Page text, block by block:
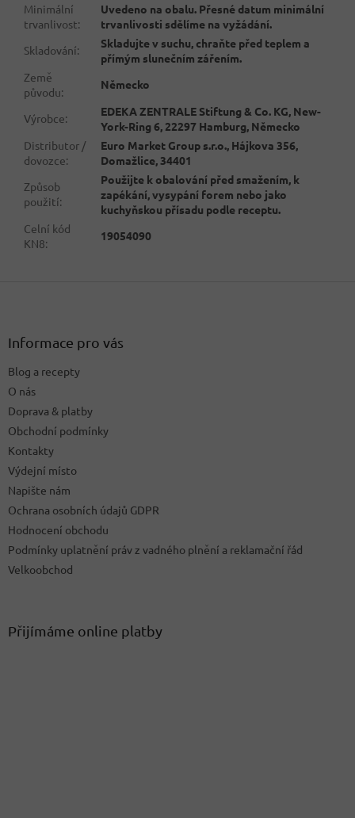
Minimální
trvanlivost:
Uvedeno na obalu. Přesné datum minimální
trvanlivosti sdělíme na vyžádání.
Skladování:
Skladujte v suchu, chraňte před teplem a
přímým slunečním zářením.
Země
původu:
Německo
Výrobce:
EDEKA ZENTRALE Stiftung & Co. KG, New-
York-Ring 6, 22297 Hamburg, Německo
Distributor /
dovozce:
Euro Market Group s.r.o., Hájkova 356,
Domažlice, 34401
Způsob
použití:
Použijte k obalování před smažením, k
zapékání, vysypání forem nebo jako
kuchyňskou přísadu podle receptu.
Celní kód
KN8:
19054090
Informace pro vás
Blog a recepty
O nás
Doprava & platby
Obchodní podmínky
Kontakty
Výdejní místo
Napište nám
Ochrana osobních údajů GDPR
Hodnocení obchodu
Podmínky uplatnění práv z vadného plnění a reklamační řád
Velkoobchod
Přijímáme online platby